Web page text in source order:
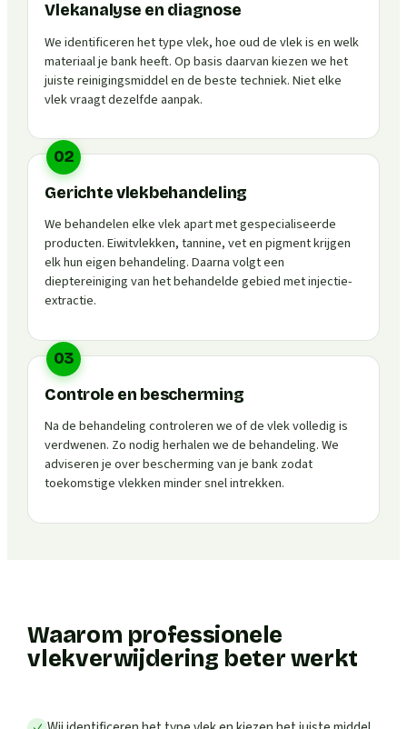
Vlekanalyse en diagnose
We identificeren het type vlek, hoe oud de vlek is en welk
materiaal je bank heeft. Op basis daarvan kiezen we het
juiste reinigingsmiddel en de beste techniek. Niet elke
vlek vraagt dezelfde aanpak.
02
Gerichte vlekbehandeling
We behandelen elke vlek apart met gespecialiseerde
producten. Eiwitvlekken, tannine, vet en pigment krijgen
elk hun eigen behandeling. Daarna volgt een
dieptereiniging van het behandelde gebied met injectie-
extractie.
03
Controle en bescherming
Na de behandeling controleren we of de vlek volledig is
verdwenen. Zo nodig herhalen we de behandeling. We
adviseren je over bescherming van je bank zodat
toekomstige vlekken minder snel intrekken.
Waarom professionele
vlekverwijdering beter werkt